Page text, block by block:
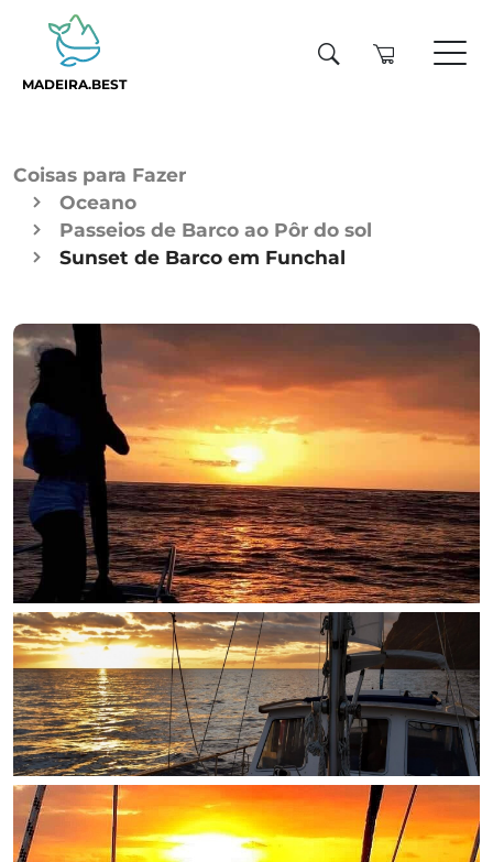
MADEIRA.BEST
Coisas para Fazer
Oceano
Passeios de Barco ao Pôr do sol
Sunset de Barco em Funchal